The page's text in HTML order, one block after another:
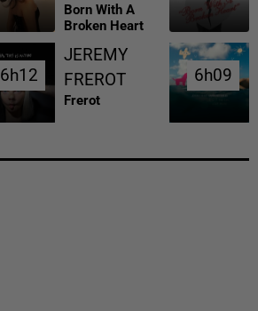
Born With A
Broken Heart
6h12
6h12
JEREMY
FREROT
Frerot
6h09
6h09